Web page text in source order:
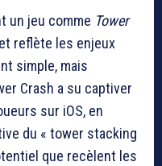
un jeu comme Tower
reflète les enjeux
simple, mais
Crash a su captiver
sur iOS, en
du « tower stacking
que recèlent les